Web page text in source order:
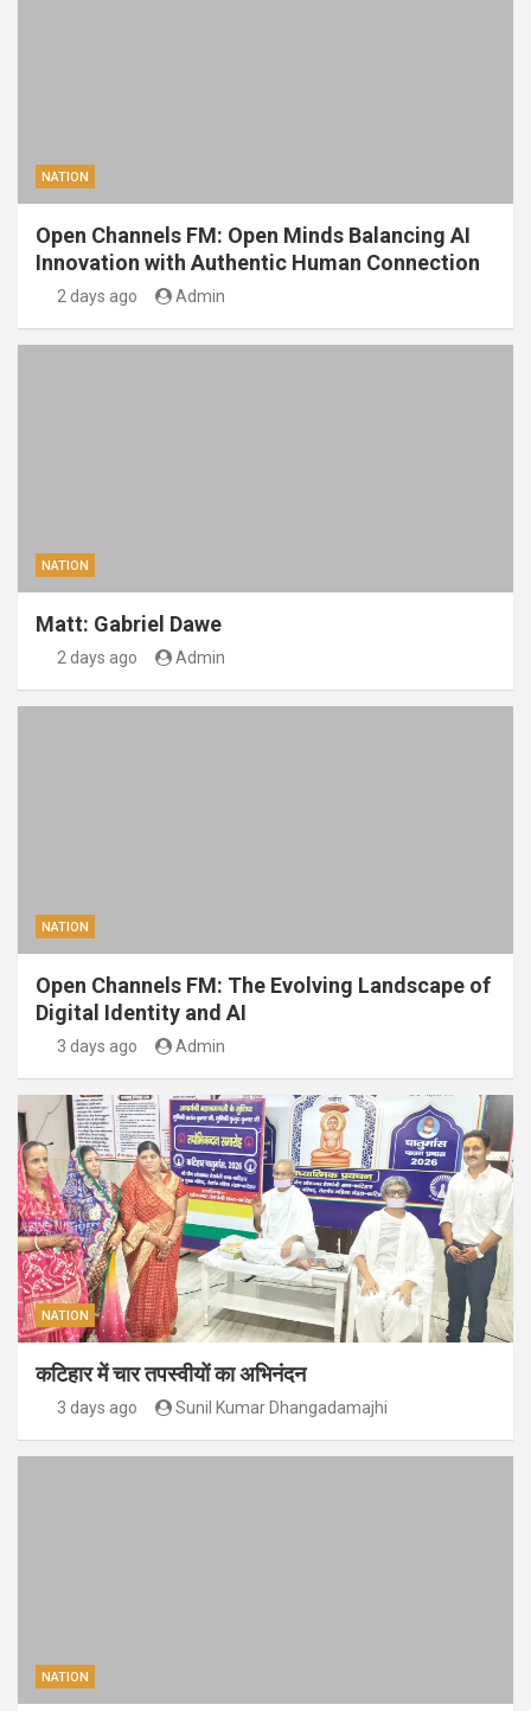
NATION
Open Channels FM: Open Minds Balancing AI
Innovation with Authentic Human Connection
2 days ago Admin
NATION
Matt: Gabriel Dawe
2 days ago Admin
NATION
Open Channels FM: The Evolving Landscape of
Digital Identity and AI
3 days ago Admin
NATION
कटिहार में चार तपस्वीयों का अभिनंदन
3 days ago Sunil Kumar Dhangadamajhi
NATION